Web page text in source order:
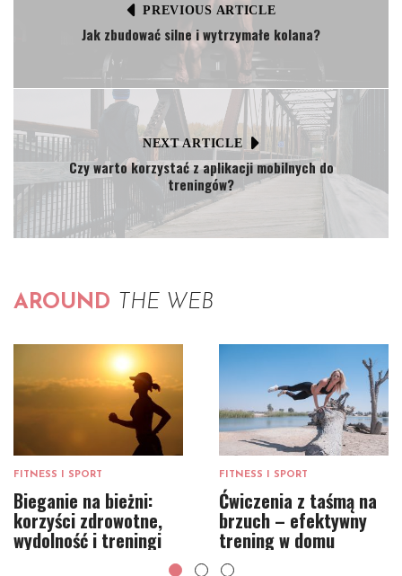
PREVIOUS ARTICLE
Jak zbudować silne i wytrzymałe kolana?
NEXT ARTICLE
Czy warto korzystać z aplikacji mobilnych do
treningów?
AROUND THE WEB
FITNESS I SPORT
Bieganie na bieżni:
korzyści zdrowotne,
wydolność i treningi
FITNESS I SPORT
Ćwiczenia z taśmą na
brzuch – efektywny
trening w domu